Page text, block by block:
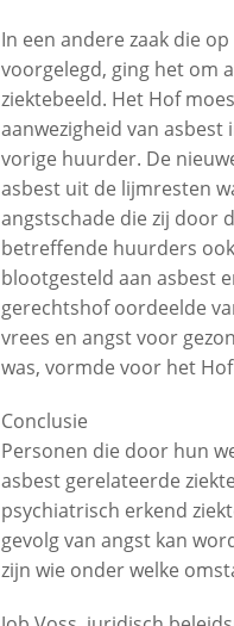
In een andere zaak die
voorgelegd, ging het om
ziektebeeld. Het Hof
aanwezigheid van
vorige huurder. De
asbest uit de lijmresten
angstschade die zij door
betreffende huurders
blootgesteld aan asbest
gerechtshof oordeelde
vrees en angst voor
was, vormde voor het
Conclusie
Personen die door hun
asbest gerelateerde
psychiatrisch erkend
gevolg van angst kan
zijn wie onder welke